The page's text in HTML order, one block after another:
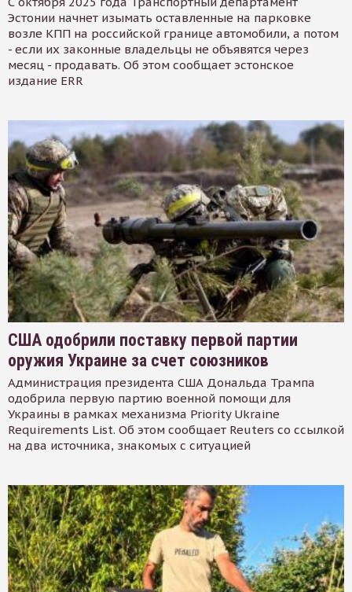
Эстонии начнет изымать оставленные на парковке
возле КПП на российской границе автомобили, а потом
- если их законные владельцы не объявятся через
месяц - продавать. Об этом сообщает эстонское
издание ERR
США одобрили поставку первой партии
оружия Украине за счет союзников
Администрация президента США Дональда Трампа
одобрила первую партию военной помощи для
Украины в рамках механизма Priority Ukraine
Requirements List. Об этом сообщает Reuters со ссылкой
на два источника, знакомых с ситуацией